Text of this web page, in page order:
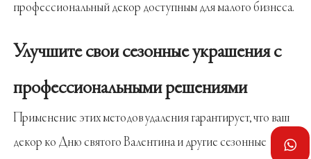
профессиональный декор доступным для малого бизнеса.
Улучшите свои сезонные украшения с
профессиональными решениями
Применение этих методов удаления гарантирует, что ваш
декор ко Дню святого Валентина и другие сезонные
